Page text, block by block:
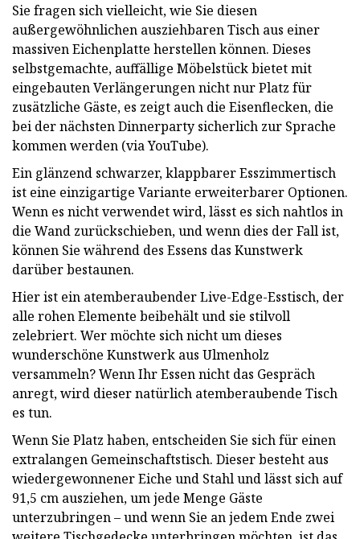
Sie fragen sich vielleicht, wie Sie diesen
außergewöhnlichen ausziehbaren Tisch aus einer
massiven Eichenplatte herstellen können. Dieses
selbstgemachte, auffällige Möbelstück bietet mit
eingebauten Verlängerungen nicht nur Platz für
zusätzliche Gäste, es zeigt auch die Eisenflecken, die
bei der nächsten Dinnerparty sicherlich zur Sprache
kommen werden (via YouTube).
Ein glänzend schwarzer, klappbarer Esszimmertisch
ist eine einzigartige Variante erweiterbarer Optionen.
Wenn es nicht verwendet wird, lässt es sich nahtlos in
die Wand zurückschieben, und wenn dies der Fall ist,
können Sie während des Essens das Kunstwerk
darüber bestaunen.
Hier ist ein atemberaubender Live-Edge-Esstisch, der
alle rohen Elemente beibehält und sie stilvoll
zelebriert. Wer möchte sich nicht um dieses
wunderschöne Kunstwerk aus Ulmenholz
versammeln? Wenn Ihr Essen nicht das Gespräch
anregt, wird dieser natürlich atemberaubende Tisch
es tun.
Wenn Sie Platz haben, entscheiden Sie sich für einen
extralangen Gemeinschaftstisch. Dieser besteht aus
wiedergewonnener Eiche und Stahl und lässt sich auf
91,5 cm ausziehen, um jede Menge Gäste
unterzubringen – und wenn Sie an jedem Ende zwei